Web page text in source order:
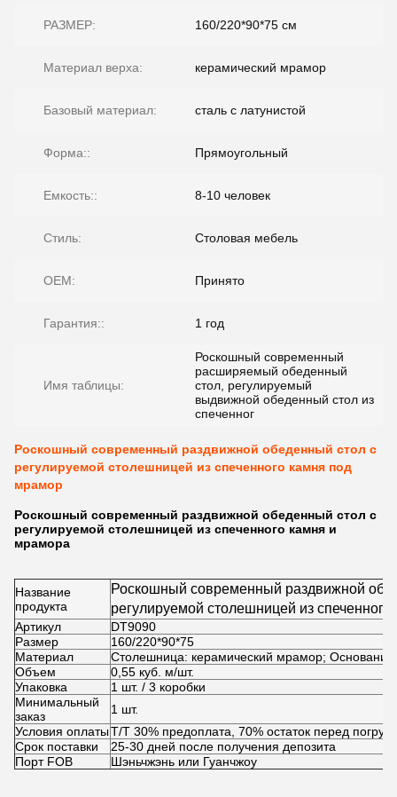
РАЗМЕР: 160/220*90*75 см
Материал верха: керамический мрамор
Базовый материал: сталь с латунистой
Форма:: Прямоугольный
Емкость:: 8-10 человек
Стиль: Столовая мебель
OEM: Принято
Гарантия:: 1 год
Имя таблицы:
Роскошный современный
расширяемый обеденный
стол, регулируемый
выдвижной обеденный стол из
спеченног
Роскошный современный раздвижной обеденный стол с
регулируемой столешницей из спеченного камня под
мрамор
Роскошный современный раздвижной обеденный стол с
регулируемой столешницей из спеченного камня и
мрамора
Название
продукта
Роскошный современный раздвижной
регулируемой столешницей из
Артикул
DT9090
Размер
160/220*90*75
Материал
Столешница: керамический мрамор;
Объем
0,55 куб. м/шт.
Упаковка
1 шт. / 3 коробки
Минимальный
заказ
1 шт.
Условия оплатыT/T 30% предоплата, 70% остаток перед
Срок поставки
25-30 дней после получения депозита
Порт FOB
Шэньчжэнь или Гуанчжоу